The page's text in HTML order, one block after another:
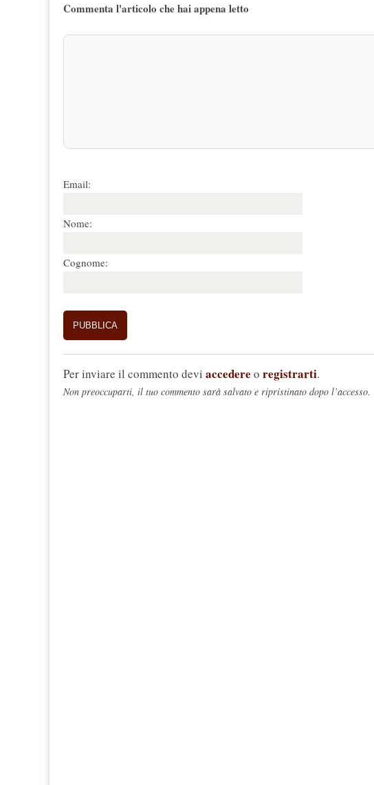
Commenta l'articolo che hai appena letto
Email:
Nome:
Cognome:
Per inviare il commento devi accedere o registrarti.
Non preoccuparti, il tuo commento sarà salvato e ripristinato dopo l’accesso.